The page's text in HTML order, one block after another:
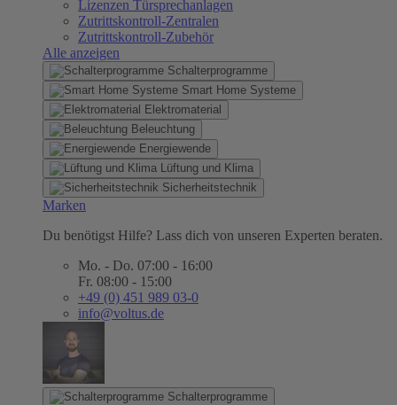
Lizenzen Türsprechanlagen
Zutrittskontroll-Zentralen
Zutrittskontroll-Zubehör
Alle anzeigen
Schalterprogramme
Smart Home Systeme
Elektromaterial
Beleuchtung
Energiewende
Lüftung und Klima
Sicherheitstechnik
Marken
Du benötigst Hilfe? Lass dich von unseren Experten beraten.
Mo. - Do. 07:00 - 16:00
Fr. 08:00 - 15:00
+49 (0) 451 989 03-0
info@voltus.de
Schalterprogramme